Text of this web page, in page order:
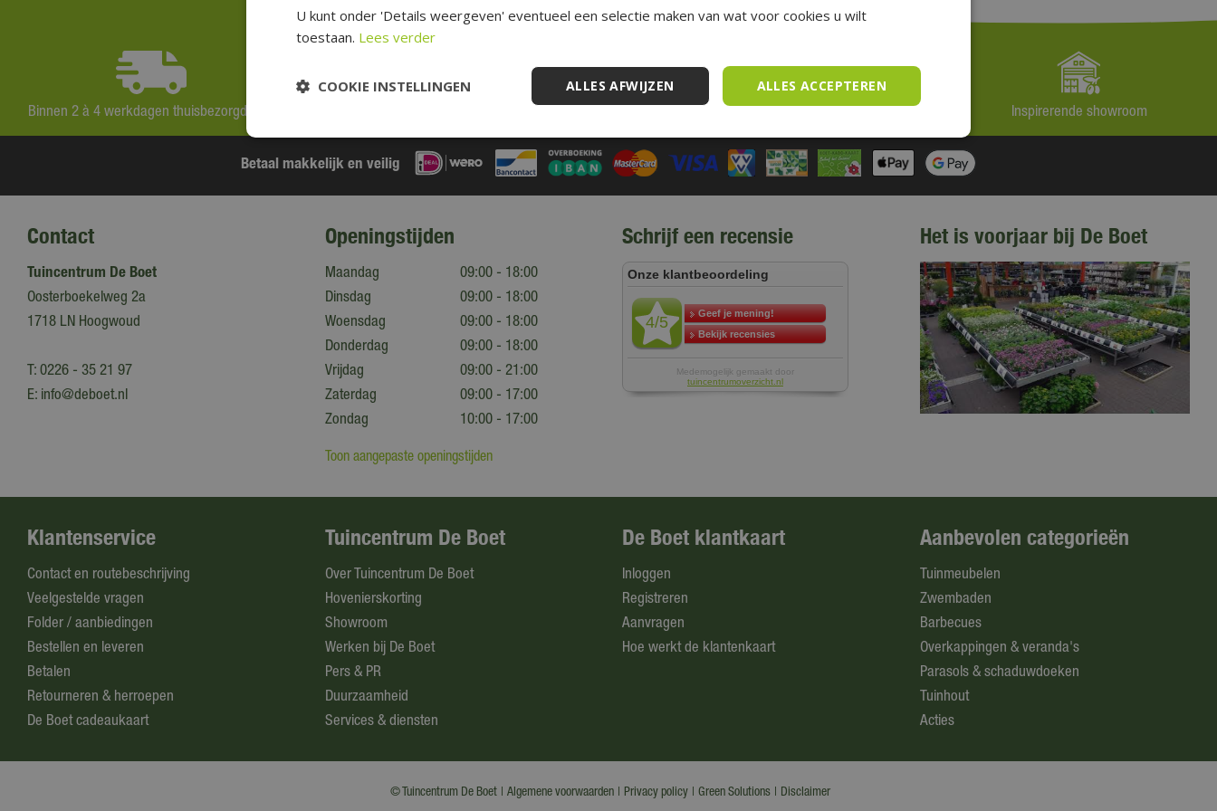
Binnen 2 à 4 werkdagen thuisbezorgd Inspirerende showroom
Betaal makkelijk en veilig
Contact
Tuincentrum De Boet
Oosterboekelweg 2a
1718 LN Hoogwoud
T: 0226 - 35 21 97
E: info@deboet.nl
Openingstijden
Maandag
09:00 - 18:00
Dinsdag
09:00 - 18:00
Woensdag
09:00 - 18:00
Donderdag
09:00 - 18:00
Vrijdag
09:00 - 21:00
Zaterdag
09:00 - 17:00
Zondag
10:00 - 17:00
Toon aangepaste openingstijden
Het is voorjaar bij De Boet
Schrijf een recensie
Klantenservice
Contact en routebeschrijving
Veelgestelde vragen
Folder / aanbiedingen
Bestellen en leveren
Betalen
Retourneren & herroepen
De Boet cadeaukaart
Tuincentrum De Boet
Over Tuincentrum De Boet
Hovenierskorting
Showroom
Werken bij De Boet
Pers & PR
Duurzaamheid
Services & diensten
De Boet klantkaart
Inloggen
Registreren
Aanvragen
Hoe werkt de klantenkaart
Aanbevolen categorieën
Tuinmeubelen
Zwembaden
Barbecues
Overkappingen & veranda's
Parasols & schaduwdoeken
Tuinhout
Acties
© Tuincentrum De Boet Algemene voorwaarden Privacy policy Green Solutions Disclaimer
U kunt onder 'Details weergeven' eventueel een selectie maken van wat voor cookies u wilt
toestaan. Lees verder
ALLES ACCEPTEREN
ALLES AFWIJZEN
COOKIE INSTELLINGEN